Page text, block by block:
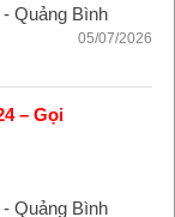
Quảng Bình
05/07/2026
– Gọi
Quảng Bình